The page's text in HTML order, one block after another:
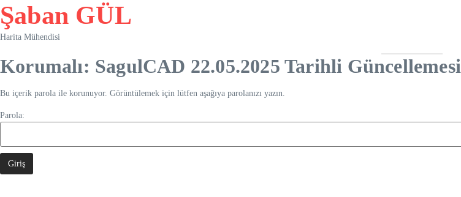
İçeriğe geç
Şaban GÜL
Harita Mühendisi
Korumalı: SagulCAD 22.05.2025 Tarihli Güncellemesi
Bu içerik parola ile korunuyor. Görüntülemek için lütfen aşağıya parolanızı yazın.
Parola: